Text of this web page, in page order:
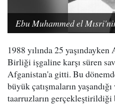
Ebu Muhammed el
1988 yılında 25
Birliği işgaline karşı süren
Afganistan'a gitti. Bu
büyük çatışmaların
taarruzların